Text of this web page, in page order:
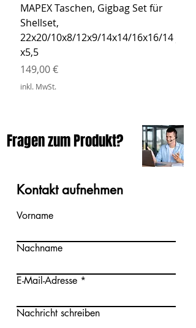
MAPEX Taschen, Gigbag Set für
Shellset,
22x20/10x8/12x9/14x14/16x16/14
x5,5
Preis
149,00 €
inkl. MwSt.
Preis
Fragen zum Produkt?
Kontakt aufnehmen
Vorname
Nachname
E-Mail-Adresse
Nachricht schreiben